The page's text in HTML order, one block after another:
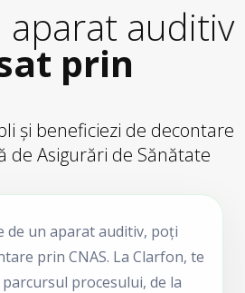
aparat auditiv
prin
și beneficiezi de decontare
de Asigurări de Sănătate
de un aparat auditiv, poți
prin CNAS. La Clarfon, te
procesului, de la